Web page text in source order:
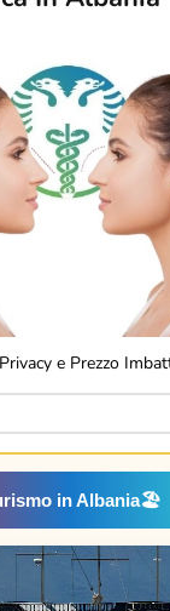
e Prezzo
in Albania🏖️